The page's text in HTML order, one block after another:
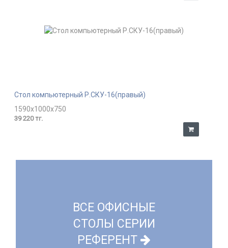
Стол компьютерный Р.СКУ-16(правый)
1590x1000x750
39 220 тг.
ВСЕ ОФИСНЫЕ
СТОЛЫ СЕРИИ
РЕФЕРЕНТ